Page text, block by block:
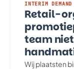
INTERIM DEMAND
Retail-
team
Wij plaatsten